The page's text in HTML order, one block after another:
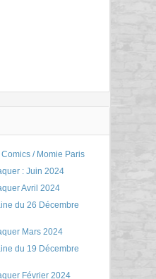
/ Momie Paris
: Juin 2024
Avril 2024
du 26 Décembre
Mars 2024
du 19 Décembre
Février 2024